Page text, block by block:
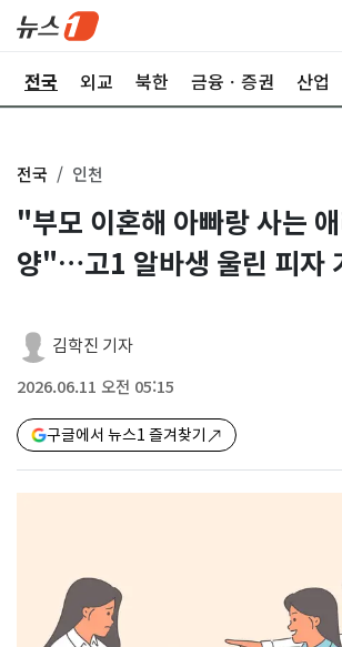
전국 외교 북한 금융ㆍ증권 산업
전국 인천
"부모 이혼해 아빠랑 사는
양"…고1 알바생 울린 피자
김학진 기자
2026.06.11 오전 05:15
구글에서 뉴스1 즐겨찾기